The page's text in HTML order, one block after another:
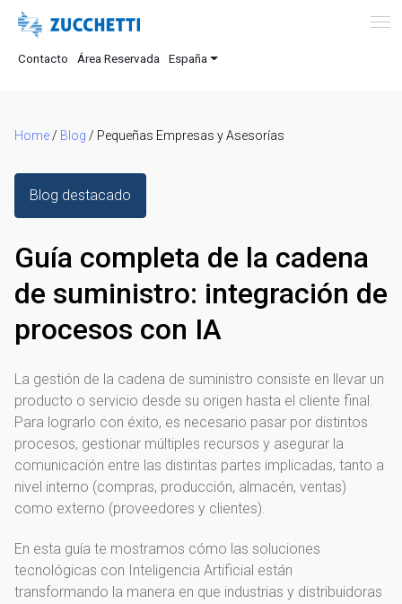
Contacto Área Reservada España
Home / Blog / Pequeñas Empresas y Asesorías
Blog destacado
Guía completa de la cadena
de suministro: integración de
procesos con IA
La gestión de la cadena de suministro consiste en llevar un
producto o servicio desde su origen hasta el cliente final.
Para lograrlo con éxito, es necesario pasar por distintos
procesos, gestionar múltiples recursos y asegurar la
comunicación entre las distintas partes implicadas, tanto a
nivel interno (compras, producción, almacén, ventas)
como externo (proveedores y clientes).
En esta guía te mostramos cómo las soluciones
tecnológicas con Inteligencia Artificial están
transformando la manera en que industrias y distribuidoras